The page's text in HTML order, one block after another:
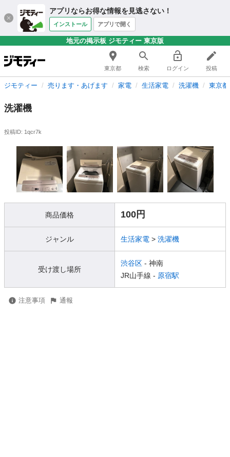
アプリならお得な情報を見逃さない！
インストール アプリで開く
地元の掲示板 ジモティー 東京版
東京都 検索 ログイン 投稿
ジモティー 売ります・あげます 家電 生活家電 洗濯機 東京
洗濯機
投稿ID: 1qcr7k
商品価格 100円
ジャンル 生活家電 > 洗濯機
受け渡し場所
渋谷区 - 神南
JR山手線 - 原宿駅
注意事項 通報